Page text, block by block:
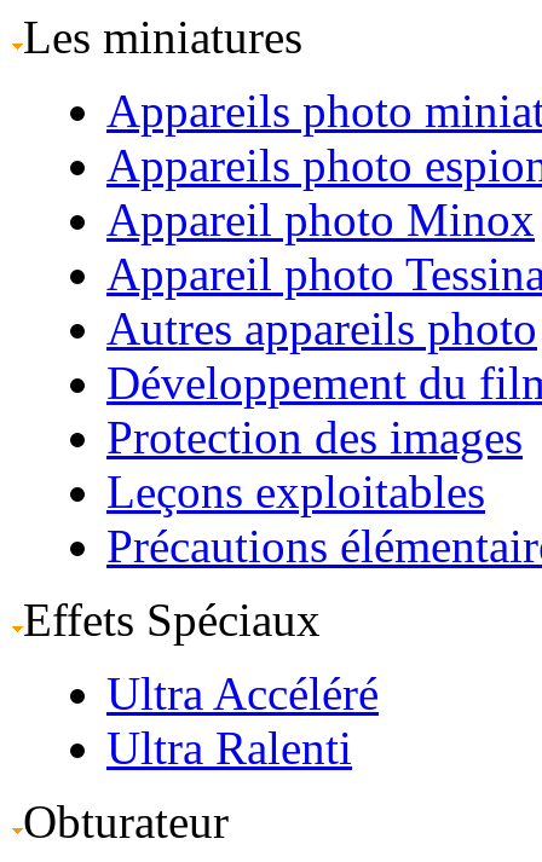
Les miniatures
Appareils photo
Appareils photo
Appareil photo Minox
Appareil photo
Autres appareils photo
Développement du
Protection des images
Leçons exploitables
Précautions
Effets Spéciaux
Ultra Accéléré
Ultra Ralenti
Obturateur